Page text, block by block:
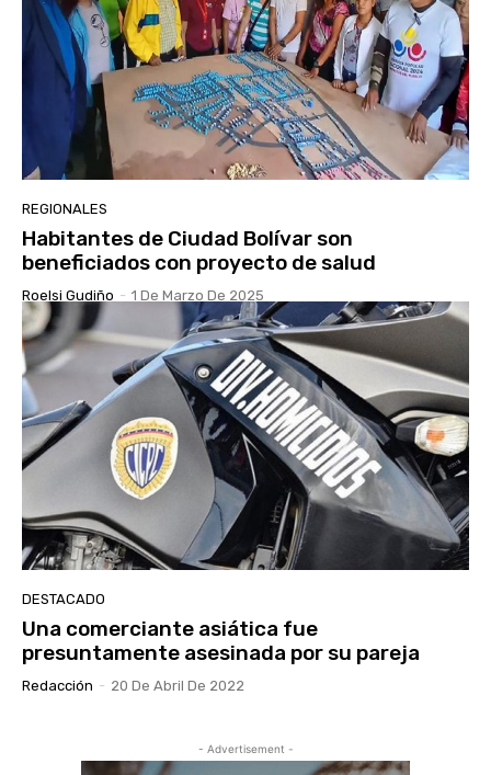
REGIONALES
Habitantes de Ciudad Bolívar son
beneficiados con proyecto de salud
Roelsi Gudiño - 1 De Marzo De 2025
DESTACADO
Una comerciante asiática fue
presuntamente asesinada por su pareja
Redacción - 20 De Abril De 2022
- Advertisement -